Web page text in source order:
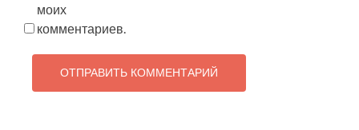
моих
комментариев.